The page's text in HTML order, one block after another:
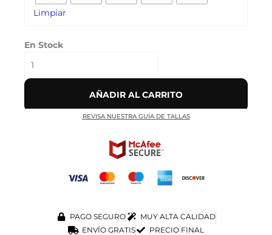
Limpiar
En Stock
AÑADIR AL CARRITO
REVISA NUESTRA GUÍA DE TALLAS
PAGO SEGURO
MUY ALTA CALIDAD
ENVÍO GRATIS
PRECIO FINAL